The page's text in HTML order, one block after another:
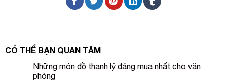
CÓ THỂ BẠN QUAN TÂM
Những món đồ thanh lý đáng mua nhất cho văn
phòng